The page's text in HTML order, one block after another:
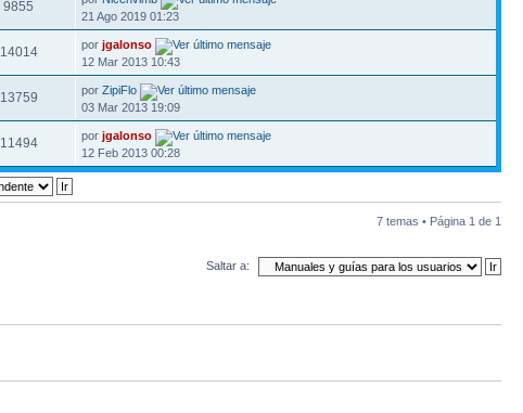
9855
21 Ago 2019 01:23
14014 porjgalonso
12 Mar 2013 10:43
13759 porZipiFlo
03 Mar 2013 19:09
11494 porjgalonso
12 Feb 2013 00:28
7 temas • Página 1 de 1
Saltar a: